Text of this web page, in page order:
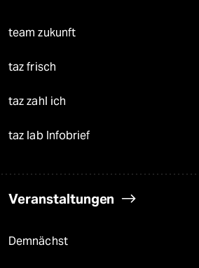
team zukunft
taz frisch
taz zahl ich
taz lab Infobrief
Veranstaltungen
Demnächst